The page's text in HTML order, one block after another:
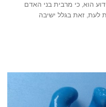
הוא, כי מרבית בני האדם
לעת, זאת בגלל ישיבה